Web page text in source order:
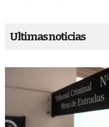
Ultimas noticias